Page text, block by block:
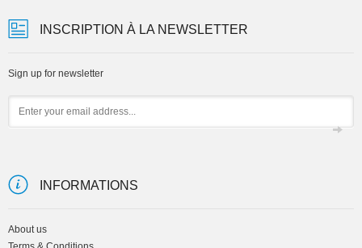
INSCRIPTION À LA NEWSLETTER
Sign up for newsletter
INFORMATIONS
About us